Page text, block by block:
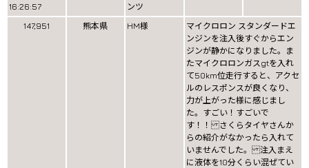
16:26:57
ンツ
147,951 熊本県 HM様
マイクロロン スタンダードエ
ンジンを注入後すぐからエン
ジンが静かになりました。ま
たマイクロロンガスgtを入れ
て50km位走行すると、アクセ
ルのレスポンスが良くなり、
力が上がった様に感じまし
た。すごい！すごいで
す！！ さくらタイヤさんか
らの紹介がなかったら入れて
いませんでした。 注入まえ
に液体を10分くらい混ぜてい